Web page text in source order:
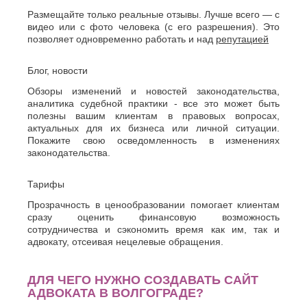
Размещайте только реальные отзывы. Лучше всего — с
видео или с фото человека (с его разрешения). Это
позволяет одновременно работать и над репутацией
Блог, новости
Обзоры изменений и новостей законодательства,
аналитика судебной практики - все это может быть
полезны вашим клиентам в правовых вопросах,
актуальных для их бизнеса или личной ситуации.
Покажите свою осведомленность в изменениях
законодательства.
Тарифы
Прозрачность в ценообразовании помогает клиентам
сразу оценить финансовую возможность
сотрудничества и сэкономить время как им, так и
адвокату, отсеивая нецелевые обращения.
ДЛЯ ЧЕГО НУЖНО СОЗДАВАТЬ САЙТ
АДВОКАТА В ВОЛГОГРАДЕ?